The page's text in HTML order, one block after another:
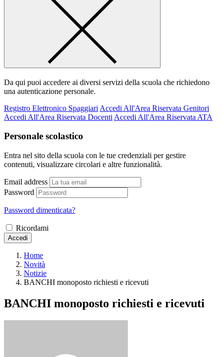
Da qui puoi accedere ai diversi servizi della scuola che richiedono
una autenticazione personale.
Registro Elettronico Spaggiari Accedi All'Area Riservata Genitori
Accedi All'Area Riservata Docenti Accedi All'Area Riservata ATA
Personale scolastico
Entra nel sito della scuola con le tue credenziali per gestire
contenuti, visualizzare circolari e altre funzionalità.
Email address
Password
Password dimenticata?
Ricordami
Accedi
Home
Novità
Notizie
BANCHI monoposto richiesti e ricevuti
BANCHI monoposto richiesti e ricevuti